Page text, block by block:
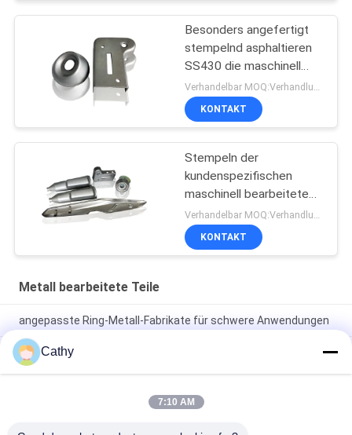
Besonders angefertigt
stempelnd asphaltieren
SS430 die maschinell
bearbeiteten Tiefziehen
Teile
Verhandelbar MOQ:Verhandlung
KONTAKT
Stempeln der
kundenspezifischen
maschinell bearbeiteten
Metallteil-
Plastiksilbernen
Sprühfarbe
Verhandelbar MOQ:Verhandlung
KONTAKT
Metall bearbeitete Teile
angepasste Ring-Metall-Fabrikate für schwere Anwendungen
Silbermetall-Drehteile: Die perfekte Lösung für industrielle
Anforderungen
CNC-Teile Fräsen Drehen Präzisionsbearbeitung
Dienstleistungen Customized Aluminium Metall OEM
Cathy
7:10 AM